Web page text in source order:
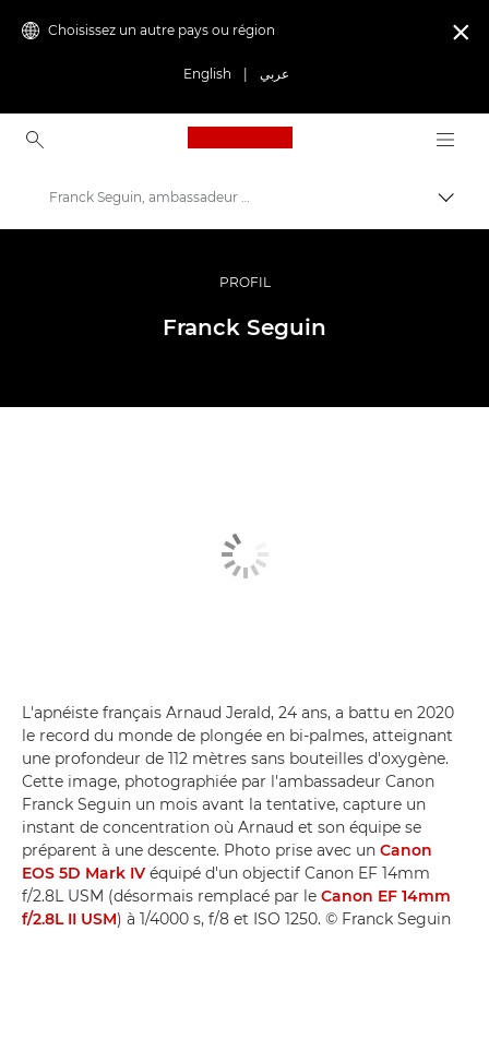
Choisissez un autre pays ou région
English عربي

Canon Logo, back to
Vidéo et photographie professionnelles
Programme Ambassador
Franck Seguin, ambassadeur Canon
PROFIL
Franck Seguin
L'apnéiste français Arnaud Jerald, 24 ans, a battu en 2020
le record du monde de plongée en bi-palmes, atteignant
une profondeur de 112 mètres sans bouteilles d'oxygène.
Cette image, photographiée par l'ambassadeur Canon
Franck Seguin un mois avant la tentative, capture un
instant de concentration où Arnaud et son équipe se
préparent à une descente. Photo prise avec un Canon
EOS 5D Mark IV équipé d'un objectif Canon EF 14mm
f/2.8L USM (désormais remplacé par le Canon EF 14mm
f/2.8L II USM) à 1/4000 s, f/8 et ISO 1250. © Franck Seguin